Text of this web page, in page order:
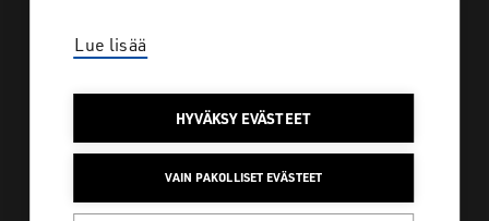
SAKO SUOMI
Löydä koko laaja
tuotevalikoimamme
Lue lisää
HYVÄKSY EVÄSTEET
VAIN PAKOLLISET EVÄSTEET